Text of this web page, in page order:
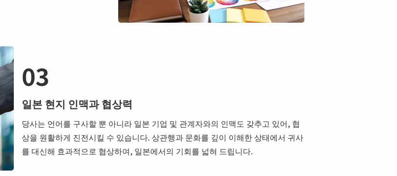
03
일본 현지 인맥과 협상력
당사는 언어를 구사할 뿐 아니라 일본 기업 및 관계자와의 인맥도 갖추고 있어, 협
상을 원활하게 진전시킬 수 있습니다. 상관행과 문화를 깊이 이해한 상태에서 귀사
를 대신해 효과적으로 협상하여, 일본에서의 기회를 넓혀 드립니다.